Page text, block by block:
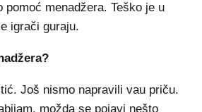
pomoć menadžera. Teško je u
igrači guraju.
Još nismo napravili vau priču.
možda se pojavi nešto